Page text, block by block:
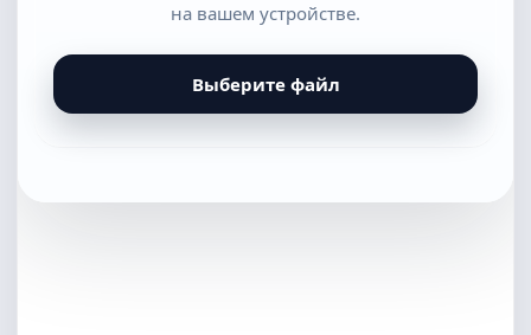
на вашем устройстве.
Выберите файл